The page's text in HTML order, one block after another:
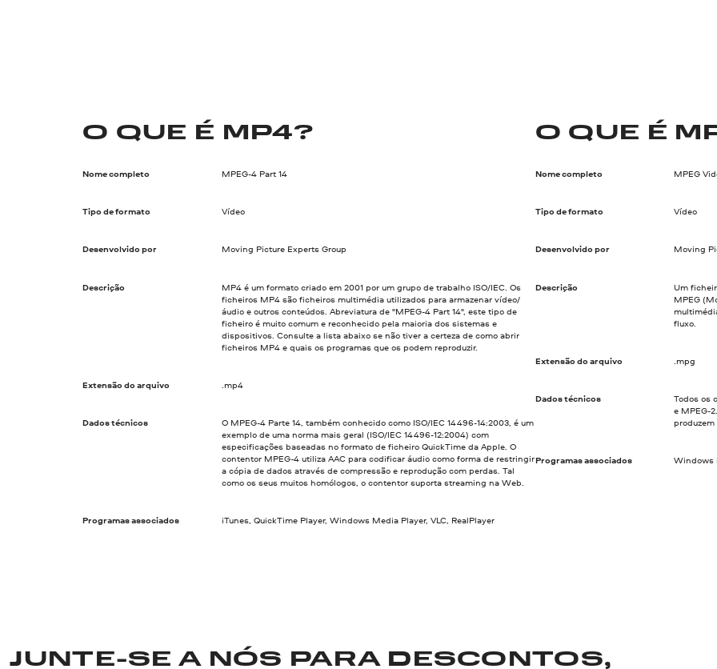
O QUE É MP4?
Nome completo MPEG-4 Part 14
Tipo de formato Vídeo
Desenvolvido por Moving Picture Experts Group
Descrição
MP4 é um formato criado em 2001 por um grupo de trabalho ISO/IEC. Os
ficheiros MP4 são ficheiros multimédia utilizados para armazenar vídeo/
áudio e outros conteúdos. Abreviatura de "MPEG-4 Part 14", este tipo de
ficheiro é muito comum e reconhecido pela maioria dos sistemas e
dispositivos. Consulte a lista abaixo se não tiver a certeza de como abrir
ficheiros MP4 e quais os programas que os podem reproduzir.
Extensão do arquivo .mp4
Dados técnicos
O MPEG-4 Parte 14, também conhecido como ISO/IEC 14496-14:2003, é um
exemplo de uma norma mais geral (ISO/IEC 14496-12:2004) com
especificações baseadas no formato de ficheiro QuickTime da Apple. O
contentor MPEG-4 utiliza AAC para codificar áudio como forma de restringir
a cópia de dados através de compressão e reprodução com perdas. Tal
como os seus muitos homólogos, o contentor suporta streaming na Web.
Programas associados iTunes, QuickTime Player, Windows Media Player, VLC, RealPlayer
O QUE É
Nome completo MPEG
Tipo de formato Vídeo
Desenvolvido por Moving
Descrição
Um
MPEG
fluxo.
Extensão do arquivo .mpg
Dados técnicos
Todos os
e MPEG-
produzem
Programas associados Windows
JUNTE-SE A NÓS PARA DESCONTOS,